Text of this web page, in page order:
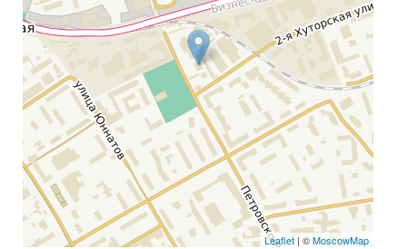
Leaflet| ©MoscowMap